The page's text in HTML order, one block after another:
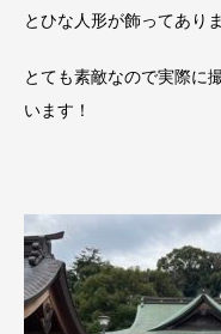
とひな人形が飾ってあり
とても素敵なので実際に
います！